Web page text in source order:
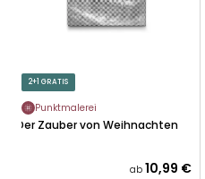
2+1 GRATIS
Punktmalerei
Der Zauber von Weihnachten
ab 10,99 €